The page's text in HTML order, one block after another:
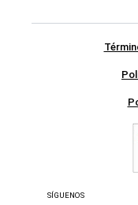
SÍGUENOS